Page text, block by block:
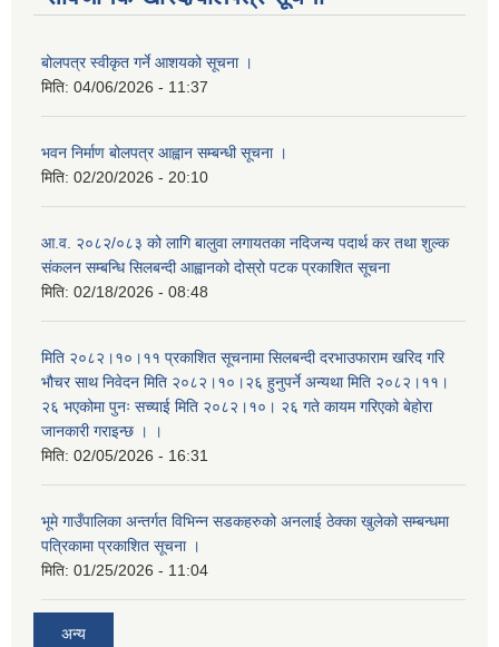
बोलपत्र स्वीकृत गर्ने आशयको सूचना ।
मिति: 04/06/2026 - 11:37
भवन निर्माण बोलपत्र आह्वान सम्बन्धी सूचना ।
मिति: 02/20/2026 - 20:10
आ.व. २०८२/०८३ को लागि बालुवा लगायतका नदिजन्य पदार्थ कर तथा शुल्क
संकलन सम्बन्धि सिलबन्दी आह्वानको दोस्रो पटक प्रकाशित सूचना
मिति: 02/18/2026 - 08:48
मिति २०८२।१०।११ प्रकाशित सूचनामा सिलबन्दी दरभाउफाराम खरिद गरि
भौचर साथ निवेदन मिति २०८२।१०।२६ हुनुपर्ने अन्यथा मिति २०८२।११।
२६ भएकोमा पुनः सच्याई मिति २०८२।१०। २६ गते कायम गरिएको बेहोरा
जानकारी गराइन्छ । ।
मिति: 02/05/2026 - 16:31
भूमे गाउँपालिका अन्तर्गत विभिन्न सडकहरुको अनलाई ठेक्का खुलेको सम्बन्धमा
पत्रिकामा प्रकाशित सूचना ।
मिति: 01/25/2026 - 11:04
अन्य